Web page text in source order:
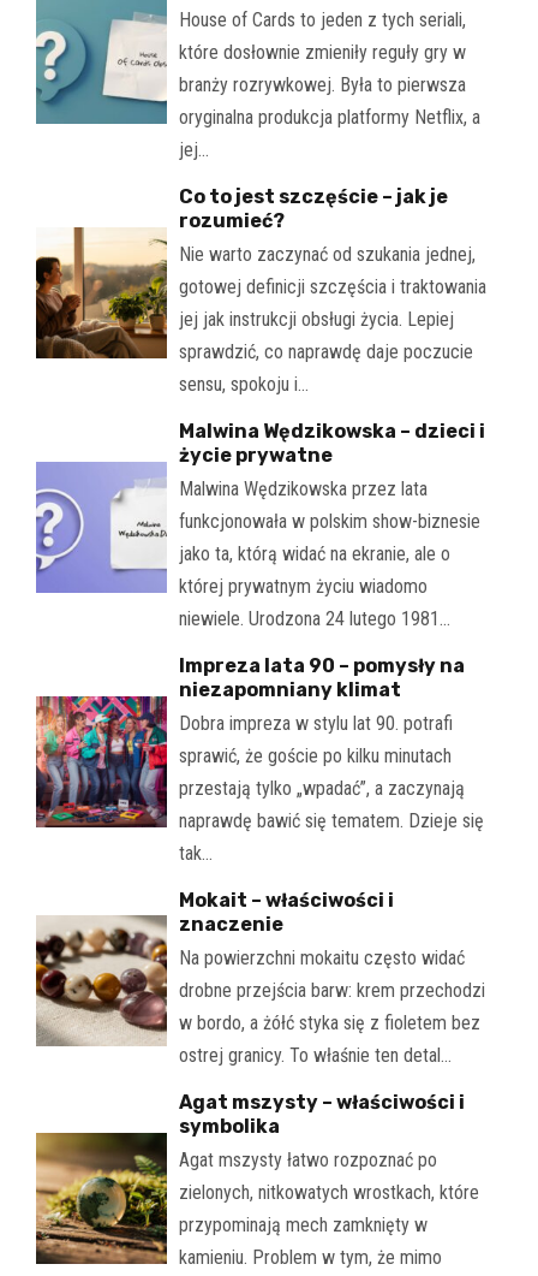
House of Cards to jeden z tych seriali,
które dosłownie zmieniły reguły gry w
branży rozrywkowej. Była to pierwsza
oryginalna produkcja platformy Netflix, a
jej…
Co to jest szczęście – jak je
rozumieć?
Nie warto zaczynać od szukania jednej,
gotowej definicji szczęścia i traktowania
jej jak instrukcji obsługi życia. Lepiej
sprawdzić, co naprawdę daje poczucie
sensu, spokoju i…
Malwina Wędzikowska – dzieci i
życie prywatne
Malwina Wędzikowska przez lata
funkcjonowała w polskim show-biznesie
jako ta, którą widać na ekranie, ale o
której prywatnym życiu wiadomo
niewiele. Urodzona 24 lutego 1981…
Impreza lata 90 – pomysły na
niezapomniany klimat
Dobra impreza w stylu lat 90. potrafi
sprawić, że goście po kilku minutach
przestają tylko „wpadać”, a zaczynają
naprawdę bawić się tematem. Dzieje się
tak…
Mokait – właściwości i
znaczenie
Na powierzchni mokaitu często widać
drobne przejścia barw: krem przechodzi
w bordo, a żółć styka się z fioletem bez
ostrej granicy. To właśnie ten detal…
Agat mszysty – właściwości i
symbolika
Agat mszysty łatwo rozpoznać po
zielonych, nitkowatych wrostkach, które
przypominają mech zamknięty w
kamieniu. Problem w tym, że mimo